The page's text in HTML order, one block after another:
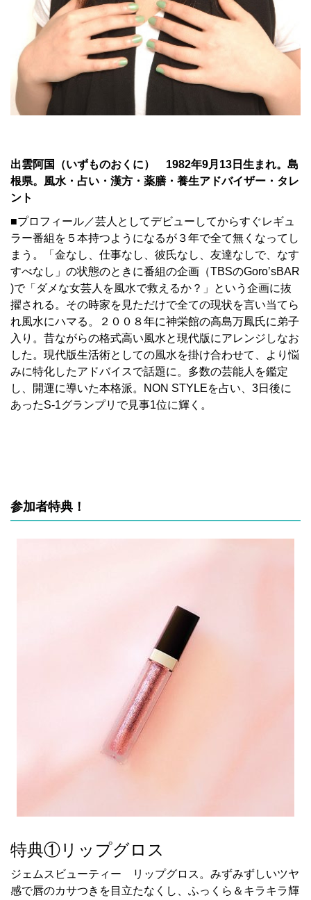
出雲阿国（いずものおくに） 1982年9月13日生まれ。島
根県。風水・占い・漢方・薬膳・養生アドバイザー・タレ
ント
■プロフィール／芸人としてデビューしてからすぐレギュ
ラー番組を５本持つようになるが３年で全て無くなってし
まう。「金なし、仕事なし、彼氏なし、友達なしで、なす
すべなし」の状態のときに番組の企画（TBSのGoro’sBAR
)で「ダメな女芸人を風水で救えるか？」という企画に抜
擢される。その時家を見ただけで全ての現状を言い当てら
れ風水にハマる。２００８年に神栄館の高島万鳳氏に弟子
入り。昔ながらの格式高い風水と現代版にアレンジしなお
した。現代版生活術としての風水を掛け合わせて、より悩
みに特化したアドバイスで話題に。多数の芸能人を鑑定
し、開運に導いた本格派。NON STYLEを占い、3日後に
あったS-1グランプリで見事1位に輝く。
参加者特典！
特典①リップグロス
ジェムスビューティー リップグロス。みずみずしいツヤ
感で唇のカサつきを目立たなくし、ふっくら＆キラキラ輝